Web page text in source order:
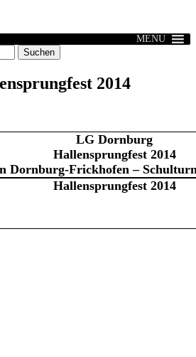
MENU
2014
LG Dornburg
Hallensprungfest 2014
Dornburg-Frickhofen –
Hallensprungfest 2014